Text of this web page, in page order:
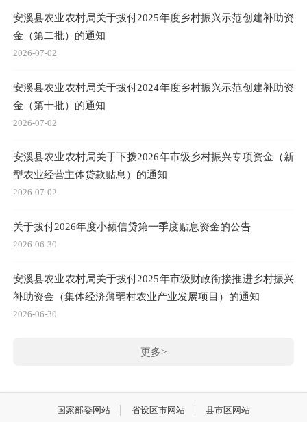
安溪县农业农村局关于拨付2025年度乡村振兴示范创建补助资
金（第二批）的通知
2026-07-02
安溪县农业农村局关于拨付2024年度乡村振兴示范创建补助资
金（第十批）的通知
2026-07-02
安溪县农业农村局关于下拨2026年市级乡村振兴专项资金（新
型农业经营主体贷款贴息）的通知
2026-07-02
关于拨付2026年度小额信贷第一季度贴息资金的公告
2026-06-30
安溪县农业农村局关于拨付2025年市级财政衔接推进乡村振兴
补助资金（集体经济薄弱村农业产业发展项目）的通知
2026-06-30
更多>
国家部委网站 省设区市网站 县市区网站